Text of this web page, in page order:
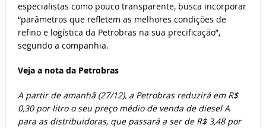
especialistas como pouco transparente, busca incorporar
“parâmetros que refletem as melhores condições de
refino e logística da Petrobras na sua precificação”,
segundo a companhia.
Veja a nota da Petrobras
A partir de amanhã (27/12), a Petrobras reduzirá em R$
0,30 por litro o seu preço médio de venda de diesel A
para as distribuidoras, que passará a ser de R$ 3,48 por